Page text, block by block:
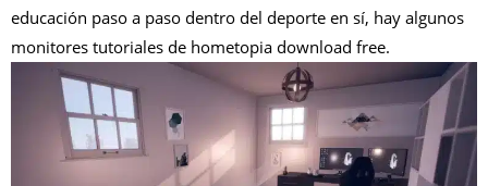
educación paso a paso dentro del deporte en sí, hay algunos
monitores tutoriales de hometopia download free.